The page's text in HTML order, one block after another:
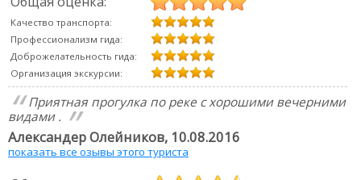
Качество транспорта:
Профессионализм гида:
Доброжелательность гида:
Организация экскурсии:
Приятная прогулка по реке с хорошими вечерними
видами .
Александер Олейников, 10.08.2016
показать все озывы этого туриста